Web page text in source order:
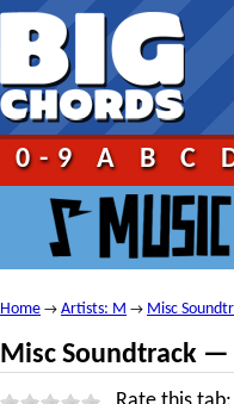
0-9 A B C
Home → Artists: M → Misc
Misc Soundtrack —